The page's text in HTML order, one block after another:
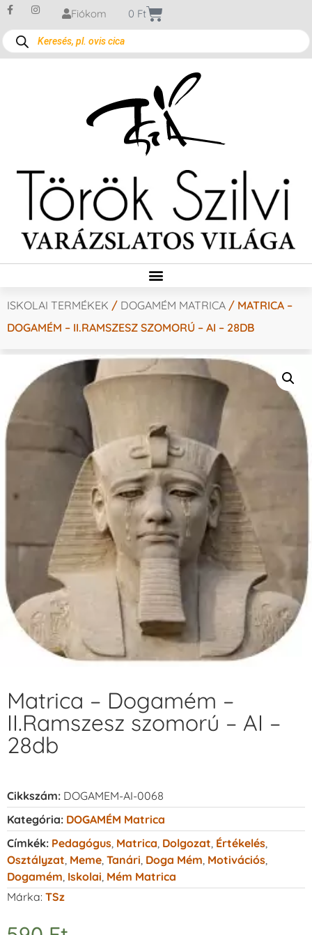
Fiókom 0 Ft
ISKOLAI TERMÉKEK / DOGAMÉM MATRICA / MATRICA –
DOGAMÉM – II.RAMSZESZ SZOMORÚ – AI – 28DB
Matrica – Dogamém –
II.Ramszesz szomorú – AI –
28db
Cikkszám: DOGAMEM-AI-0068
Kategória: DOGAMÉM Matrica
Címkék: Pedagógus Matrica Dolgozat Értékelés
Osztályzat Meme Tanári Doga Mém Motivációs
Dogamém Iskolai Mém Matrica
Márka: TSz